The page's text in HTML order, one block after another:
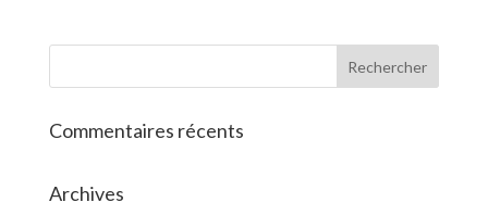
Commentaires récents
Archives